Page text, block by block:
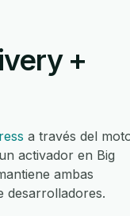
+
a través del
activador en Big
ambas
desarrolladores.